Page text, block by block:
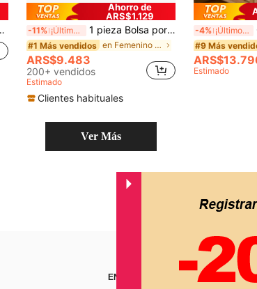
Ahorro de
ARS$1.129
-11% ¡Últimos 3 días 1 pieza Bolsa portátil para biberón de mamá, bolsa de almacenamiento térmica aislada con papel de aluminio, bolsa para botella de agua con diseño de oso de dibujos animados para cochecito
#1 Más vendidos en Femenino Bolsas de pañales
ARS$9.483
200+ vendidos
Estimado
Clientes habituales
-4% ¡Últimos 3 días
#9 Más
Estimado
Ver Más
ENCUÉNTRANOS EN